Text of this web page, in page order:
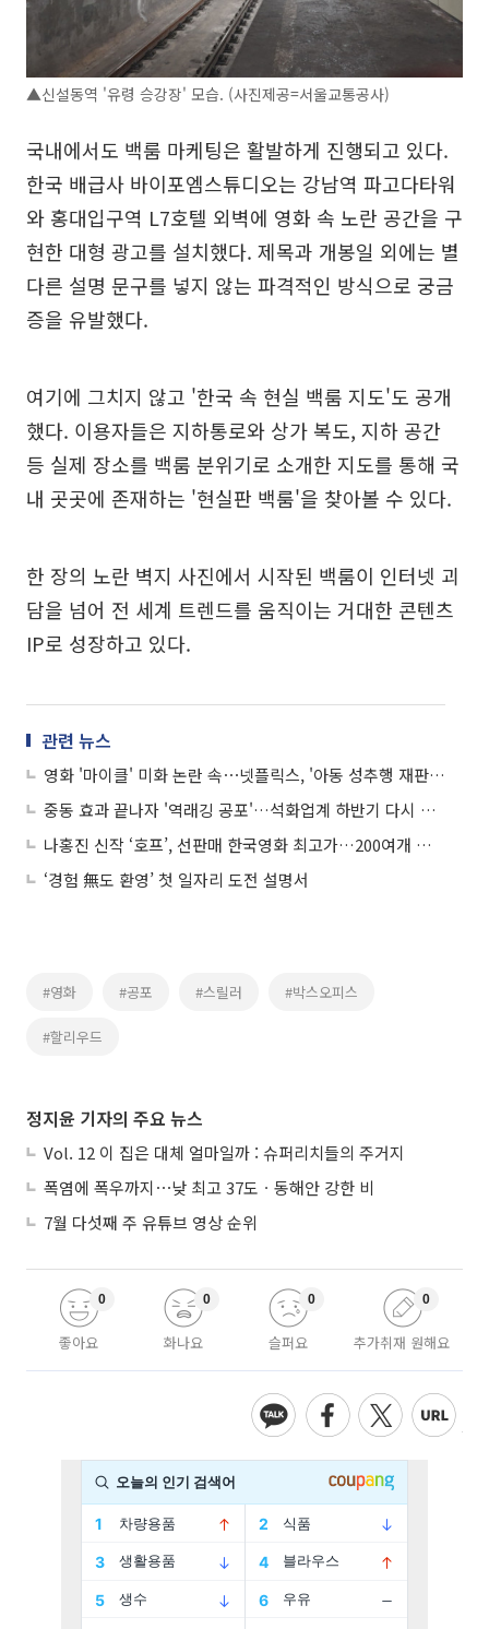
▲신설동역 '유령 승강장' 모습. (사진제공=서울교통공사)
국내에서도 백룸 마케팅은 활발하게 진행되고 있다.
한국 배급사 바이포엠스튜디오는 강남역 파고다타워
와 홍대입구역 L7호텔 외벽에 영화 속 노란 공간을 구
현한 대형 광고를 설치했다. 제목과 개봉일 외에는 별
다른 설명 문구를 넣지 않는 파격적인 방식으로 궁금
증을 유발했다.
여기에 그치지 않고 '한국 속 현실 백룸 지도'도 공개
했다. 이용자들은 지하통로와 상가 복도, 지하 공간
등 실제 장소를 백룸 분위기로 소개한 지도를 통해 국
내 곳곳에 존재하는 '현실판 백룸'을 찾아볼 수 있다.
한 장의 노란 벽지 사진에서 시작된 백룸이 인터넷 괴
담을 넘어 전 세계 트렌드를 움직이는 거대한 콘텐츠
IP로 성장하고 있다.
관련 뉴스
영화 '마이클' 미화 논란 속⋯넷플릭스, '아동 성추행 재판' 다큐 공개
중동 효과 끝나자 '역래깅 공포'…석화업계 하반기 다시 적자 위기
나홍진 신작 ‘호프’, 선판매 한국영화 최고가…200여개 국가·권역 배급
‘경험 無도 환영’ 첫 일자리 도전 설명서
#영화 #공포 #스릴러 #박스오피스
#할리우드
정지윤 기자의 주요 뉴스
Vol. 12 이 집은 대체 얼마일까 : 슈퍼리치들의 주거지
폭염에 폭우까지⋯낮 최고 37도ㆍ동해안 강한 비
7월 다섯째 주 유튜브 영상 순위
좋아요
0
화나요
0
슬퍼요
0
추가취재 원해요
0